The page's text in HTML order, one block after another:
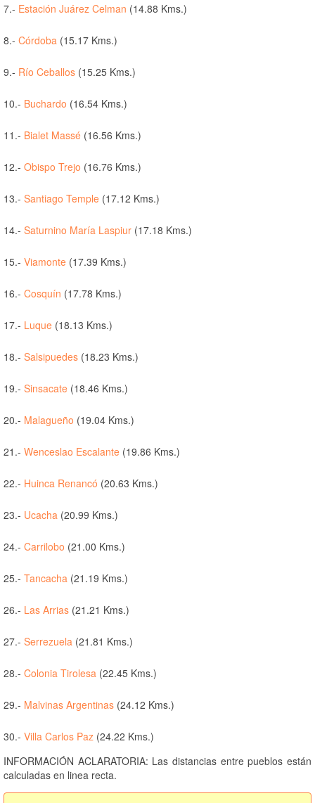
7.- Estación Juárez Celman (14.88 Kms.)
8.- Córdoba (15.17 Kms.)
9.- Río Ceballos (15.25 Kms.)
10.- Buchardo (16.54 Kms.)
11.- Bialet Massé (16.56 Kms.)
12.- Obispo Trejo (16.76 Kms.)
13.- Santiago Temple (17.12 Kms.)
14.- Saturnino María Laspiur (17.18 Kms.)
15.- Viamonte (17.39 Kms.)
16.- Cosquín (17.78 Kms.)
17.- Luque (18.13 Kms.)
18.- Salsipuedes (18.23 Kms.)
19.- Sinsacate (18.46 Kms.)
20.- Malagueño (19.04 Kms.)
21.- Wenceslao Escalante (19.86 Kms.)
22.- Huinca Renancó (20.63 Kms.)
23.- Ucacha (20.99 Kms.)
24.- Carrilobo (21.00 Kms.)
25.- Tancacha (21.19 Kms.)
26.- Las Arrias (21.21 Kms.)
27.- Serrezuela (21.81 Kms.)
28.- Colonia Tirolesa (22.45 Kms.)
29.- Malvinas Argentinas (24.12 Kms.)
30.- Villa Carlos Paz (24.22 Kms.)
INFORMACIÓN ACLARATORIA: Las distancias entre pueblos están
calculadas en linea recta.